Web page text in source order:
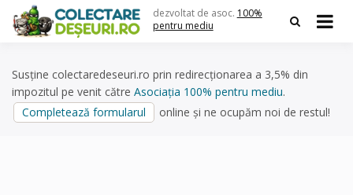
content
dezvoltat de asoc. 100%
pentru mediu
Susține colectaredeseuri.ro prin redirecționarea a 3,5% din
impozitul pe venit către Asociația 100% pentru mediu.
Completează formularul
online și ne ocupăm noi de restul!